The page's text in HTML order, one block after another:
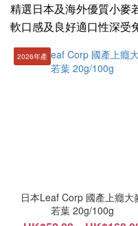
牧
草
推
介
精選日本及海外優質小麥
軟口感及良好適口性深受
2026年產
日本Leaf Corp 國產上癮大
若葉 20g/100g